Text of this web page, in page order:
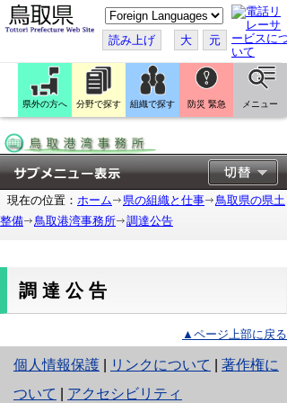
こ
の
ペ
ー
ジ
翻
訳
す
読み上げ 大 元
県外の方へ 分野で探す 組織で探す 防災 緊急 メニュー
現在の位置： ホーム 県の組織と仕事
鳥取県の県土
整備
鳥取港湾事務所 調達公告
調達公告
▲ページ上部に戻る
個人情報保護
と
り
リンクについて
著作権に
ついて
アクセシビリティ